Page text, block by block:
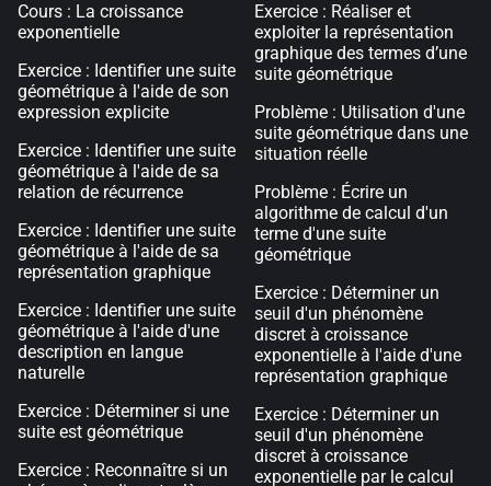
Cours : La croissance
exponentielle
Exercice : Identifier une suite
géométrique à l'aide de son
expression explicite
Exercice : Identifier une suite
géométrique à l'aide de sa
relation de récurrence
Exercice : Identifier une suite
géométrique à l'aide de sa
représentation graphique
Exercice : Identifier une suite
géométrique à l'aide d'une
description en langue
naturelle
Exercice : Déterminer si une
suite est géométrique
Exercice : Reconnaître si un
Exercice : Réaliser et
exploiter la représentation
graphique des termes d’une
suite géométrique
Problème : Utilisation d'une
suite géométrique dans une
situation réelle
Problème : Écrire un
algorithme de calcul d'un
terme d'une suite
géométrique
Exercice : Déterminer un
seuil d'un phénomène
discret à croissance
exponentielle à l'aide d'une
représentation graphique
Exercice : Déterminer un
seuil d'un phénomène
discret à croissance
exponentielle par le calcul